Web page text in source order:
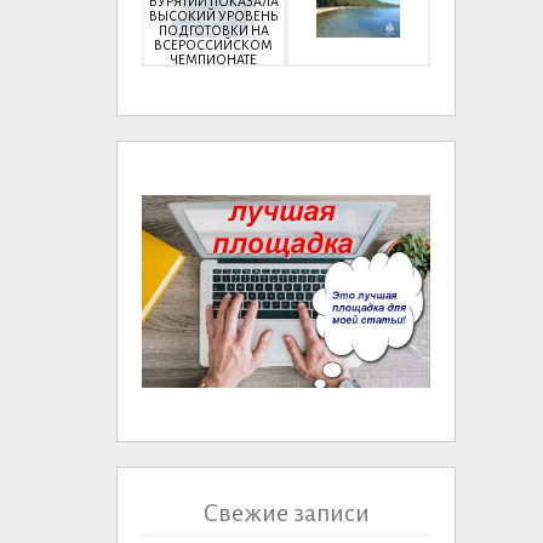
ВЫСОКИЙ УРОВЕНЬ
ПОДГОТОВКИ НА
ВСЕРОССИЙСКОМ
ЧЕМПИОНАТЕ
Свежие записи